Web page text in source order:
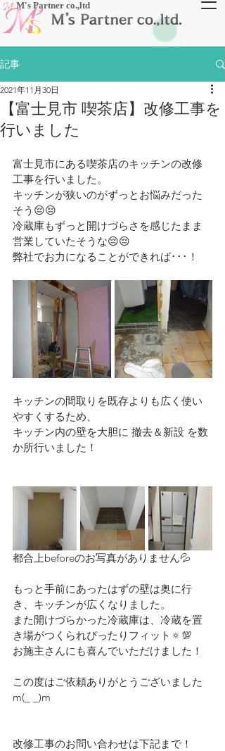
​M's Partner co.,ltd
記事
【富士見市 喫茶店】改修工事を
行いました
2021年11月30日
富士見市にある喫茶店のキッチンの改修
工事を行いました。
キッチンが狭いのがずっとお悩みだった
そう😔😔
冷蔵庫もずっと開けづらさを感じたまま
営業していたそうな😔😔
弊社でお力になることができれば･･･！
キッチンの間取りを既存よりも広く使い
やすくするため、
キッチン内の壁を大胆に 撤去＆新設 を数
か所行いました！
都合上beforeのお写真がありません💦
もっと手前にあったはずの壁は奥に行
き、キッチンが広くなりました。
また開けづらかった冷蔵庫は、冷蔵を置
き場がつくられぴったりフィット🔅💯
お施主さんにも喜んでいただけました！
この度はご依頼ありがとうございました
m(_ _)m
改修工事のお問い合わせは下記まで！